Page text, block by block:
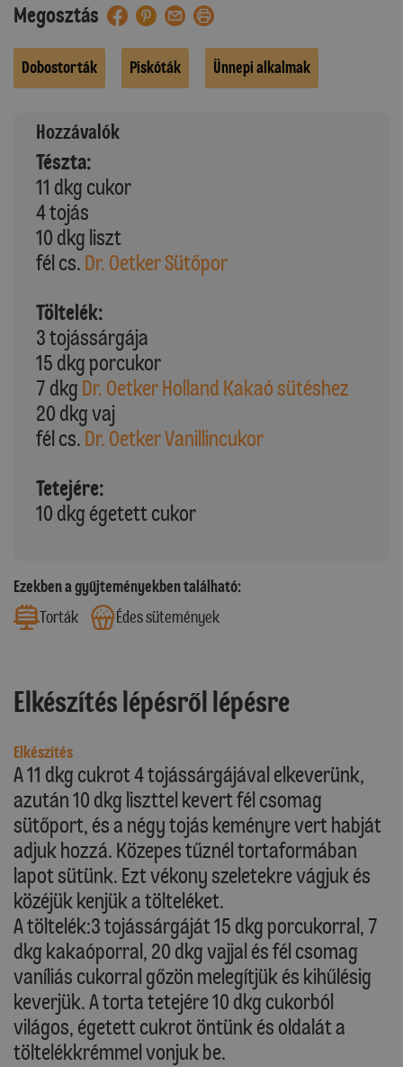
Megosztás
Dobostorták Piskóták Ünnepi alkalmak
Hozzávalók
Tészta:
11 dkg cukor
4 tojás
10 dkg liszt
fél cs. Dr. Oetker Sütőpor
Töltelék:
3 tojássárgája
15 dkg porcukor
7 dkg Dr. Oetker Holland Kakaó sütéshez
20 dkg vaj
fél cs. Dr. Oetker Vanillincukor
Tetejére:
10 dkg égetett cukor
Ezekben a gyűjteményekben található:
Torták
Édes sütemények
Elkészítés lépésről lépésre
Elkészítés
A 11 dkg cukrot 4 tojássárgájával elkeverünk,
azután 10 dkg liszttel kevert fél csomag
sütőport, és a négy tojás keményre vert habját
adjuk hozzá. Közepes tűznél tortaformában
lapot sütünk. Ezt vékony szeletekre vágjuk és
közéjük kenjük a tölteléket.
A töltelék:3 tojássárgáját 15 dkg porcukorral, 7
dkg kakaóporral, 20 dkg vajjal és fél csomag
vaníliás cukorral gőzön melegítjük és kihűlésig
keverjük. A torta tetejére 10 dkg cukorból
világos, égetett cukrot öntünk és oldalát a
töltelékkrémmel vonjuk be.